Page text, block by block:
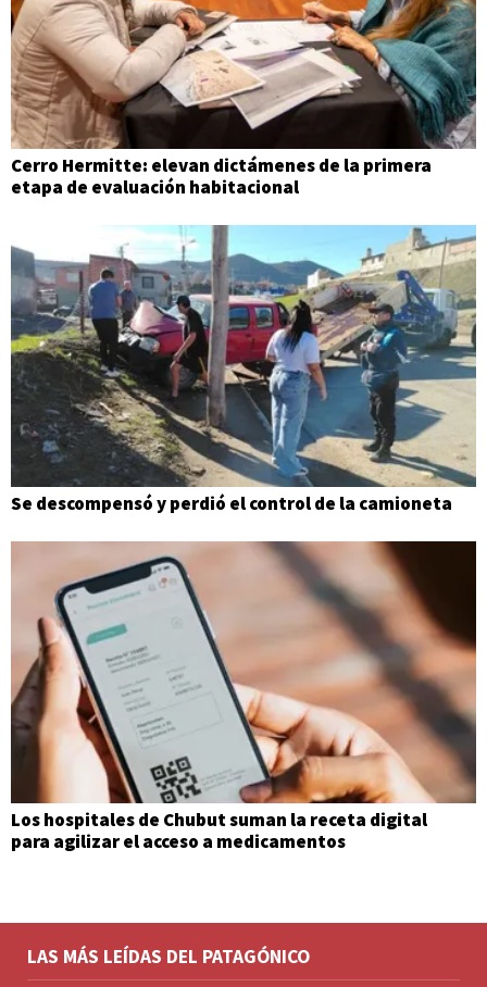
Cerro Hermitte: elevan dictámenes de la primera
etapa de evaluación habitacional
Se descompensó y perdió el control de la camioneta
Los hospitales de Chubut suman la receta digital
para agilizar el acceso a medicamentos
LAS MÁS LEÍDAS DEL PATAGÓNICO